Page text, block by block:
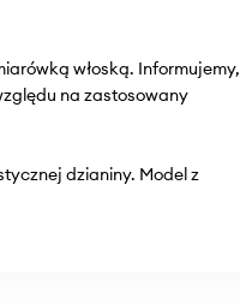
włoską. Informujemy,
na zastosowany
dzianiny. Model z